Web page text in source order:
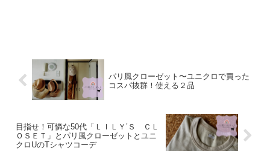
パリ風クローゼット〜ユニクロで買った
コスパ抜群！使える２品
目指せ！可憐な50代「ＬＩＬＹ’Ｓ ＣＬ
ＯＳＥＴ」とパリ風クローゼットとユニ
クロUのTシャツコーデ